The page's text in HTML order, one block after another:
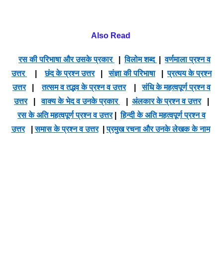
Also Read
रस की परिभाषा और उसके प्रकार |विलोम शब्द |वर्णमाला प्रश्न व
उत्तर
|छंद के प्रश्न उत्तर|संज्ञा की परिभाषा|प्रत्यय के प्रश्न
उत्तर|तत्सम व तद्भव के प्रश्न व उत्तर|संधि के महत्वपूर्ण प्रश्न व
उत्तर|वाक्य के भेद व उनके प्रकार अंलकार के प्रश्न व उत्तर|
रस के अति महत्वपूर्ण प्रश्न व उत्तर|हिन्दी के अति महत्वपूर्ण प्रश्न व
उत्तर|समास के प्रश्न व उत्तर|प्रमुख रचना और उनके लेखक के नाम